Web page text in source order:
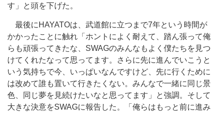
す」と頭を下げた。
最後にHAYATOは、武道館に立つまで7年という時間が
かかったことに触れ「ホントによく耐えて、踏ん張って俺
らも頑張ってきたな、SWAGのみんなもよく僕たちを見つ
けてくれたなって思ってます。さらに先に進んでいこうと
いう気持ちで今、いっぱいなんですけど、先に行くために
は改めて誰も置いて行きたくない。みんなで一緒に同じ景
色、同じ夢を見続けたいなと思ってます」と強調。そして
大きな決意をSWAGに報告した。「俺らはもっと前に進み